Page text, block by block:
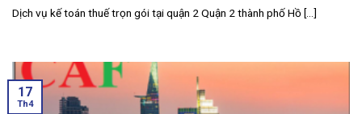
Dịch vụ kế toán thuế trọn gói tại quận 2 Quận 2 thành phố Hồ [...]
17
Th4